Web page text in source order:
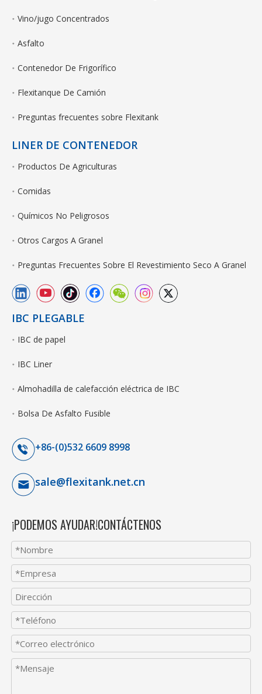
Vino/jugo Concentrados
Asfalto
Contenedor De Frigorífico
Flexitanque De Camión
Preguntas frecuentes sobre Flexitank
LINER DE CONTENEDOR
Productos De Agriculturas
Comidas
Químicos No Peligrosos
Otros Cargos A Granel
Preguntas Frecuentes Sobre El Revestimiento Seco A Granel
IBC PLEGABLE
IBC de papel
IBC Liner
Almohadilla de calefacción eléctrica de IBC
Bolsa De Asfalto Fusible
+86-(0)532 6609 8998
sale@flexitank.net.cn
¡PODEMOS AYUDAR!CONTÁCTENOS